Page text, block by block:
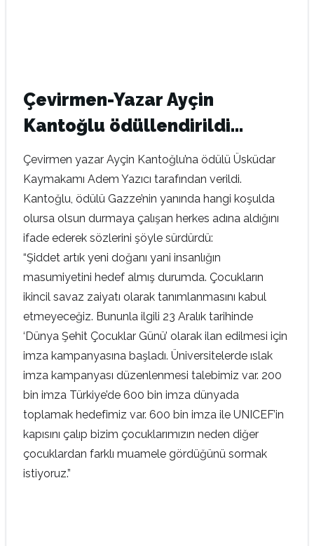
Çevirmen-Yazar Ayçin
Kantoğlu ödüllendirildi…
Çevirmen yazar Ayçin Kantoğlu’na ödülü Üsküdar
Kaymakamı Adem Yazıcı tarafından verildi.
Kantoğlu, ödülü Gazze’nin yanında hangi koşulda
olursa olsun durmaya çalışan herkes adına aldığını
ifade ederek sözlerini şöyle sürdürdü:
“Şiddet artık yeni doğanı yani insanlığın
masumiyetini hedef almış durumda. Çocukların
ikincil savaz zaiyatı olarak tanımlanmasını kabul
etmeyeceğiz. Bununla ilgili 23 Aralık tarihinde
‘Dünya Şehit Çocuklar Günü’ olarak ilan edilmesi için
imza kampanyasına başladı. Üniversitelerde ıslak
imza kampanyası düzenlenmesi talebimiz var. 200
bin imza Türkiye’de 600 bin imza dünyada
toplamak hedefimiz var. 600 bin imza ile UNICEF’in
kapısını çalıp bizim çocuklarımızın neden diğer
çocuklardan farklı muamele gördüğünü sormak
istiyoruz.”